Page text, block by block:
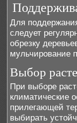
Для
следует
обрезку
мульчирование
Выбор
При выборе
климатические
прилегающей
выбирать